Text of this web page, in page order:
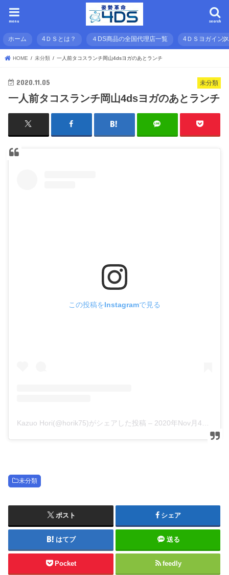
search
menu
ホーム 4ＤＳとは？ ４DS商品の全国代理店一覧 4ＤＳヨガイン
HOME 未分類 一人前タコスランチ岡山4dsヨガのあとランチ
未分類
2020.11.05
一人前タコスランチ岡山4dsヨガのあとランチ
この投稿をInstagramで見る
Kazuo Hori(@horik75)がシェアした投稿 – 2020年Nov月4日pm10時49分PST
未分類
ポスト シェア
はてブ 送る
Pocket feedly